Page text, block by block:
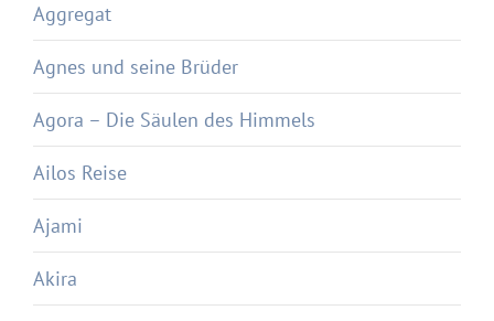
Aggregat
Agnes und seine Brüder
Agora – Die Säulen des Himmels
Ailos Reise
Ajami
Akira